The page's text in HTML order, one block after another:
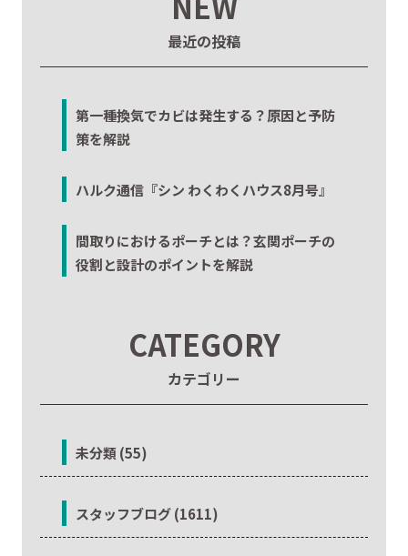
最近の投稿
第一種換気でカビは発生する？原因と予防
策を解説
ハルク通信『シン わくわくハウス8月号』
間取りにおけるポーチとは？玄関ポーチの
役割と設計のポイントを解説
CATEGORY
カテゴリー
未分類 (55)
スタッフブログ (1611)